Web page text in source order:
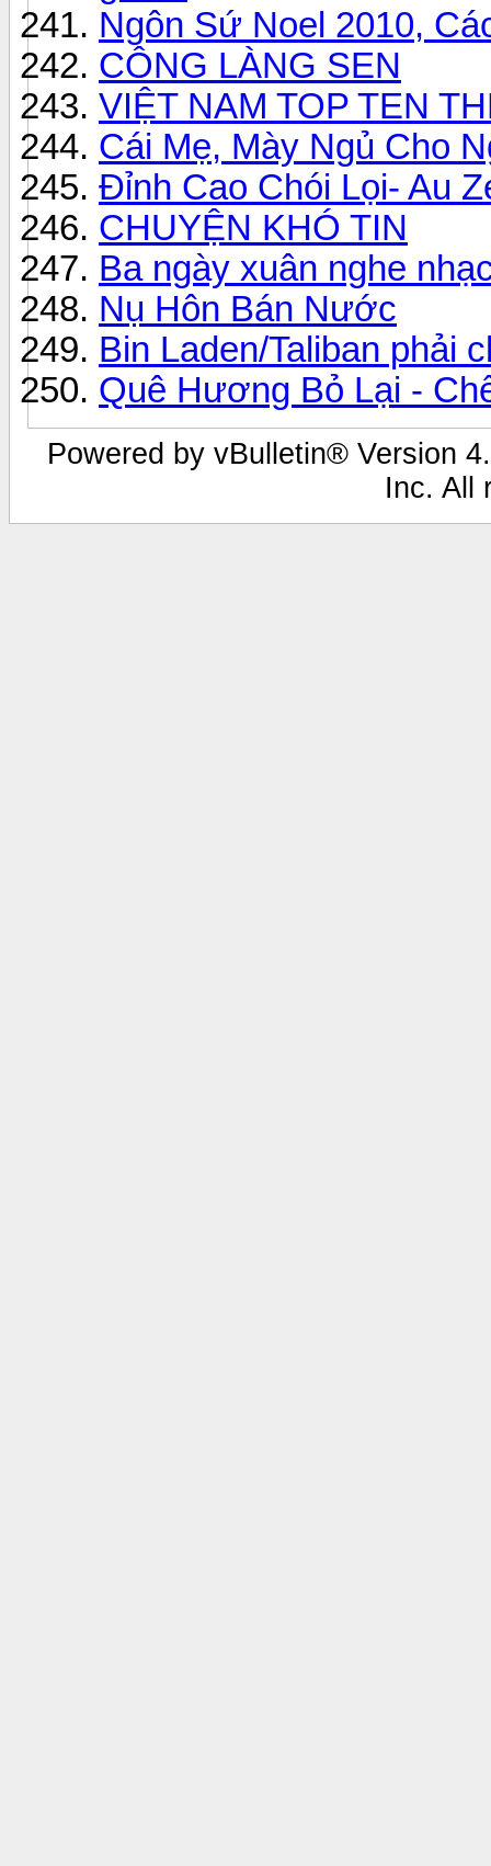
Ngôn Sứ Noel 2010,
CÔNG LÀNG SEN
VIỆT NAM TOP TEN
Cái Mẹ, Mày Ngủ Cho
Đỉnh Cao Chói Lọi- Au
CHUYỆN KHÓ TIN
Ba ngày xuân nghe
Nụ Hôn Bán Nước
Bin Laden/Taliban phải
Quê Hương Bỏ Lại -
Powered by vBulletin® Version
Inc. All